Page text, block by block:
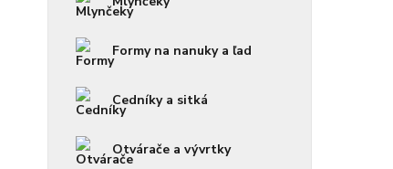
Formy na nanuky a ľad
Cedníky a sitká
Otvárače a vývrtky